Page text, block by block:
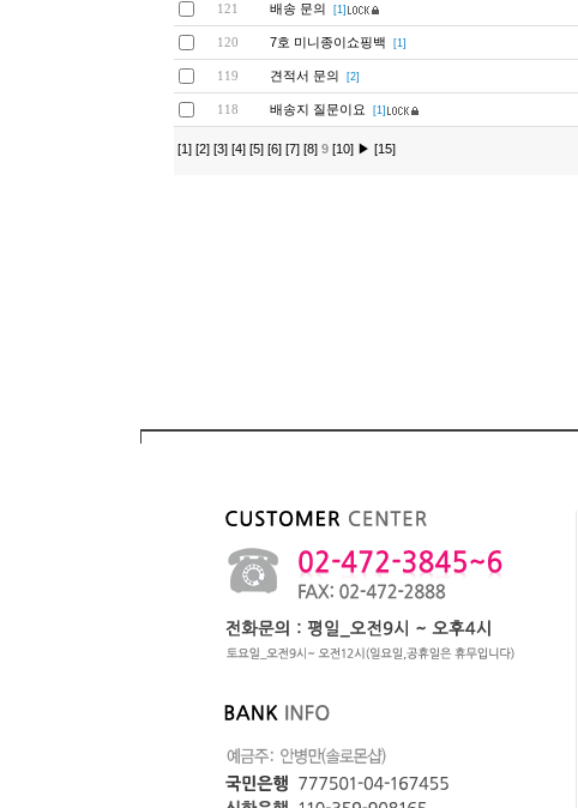
121 배송 문의 [1]
120 7호 미니종이쇼핑백 [1]
119 견적서 문의 [2]
118 배송지 질문이요 [1]
[1] [2] [3] [4] [5] [6] [7] [8] 9 [10] ▶ [15]